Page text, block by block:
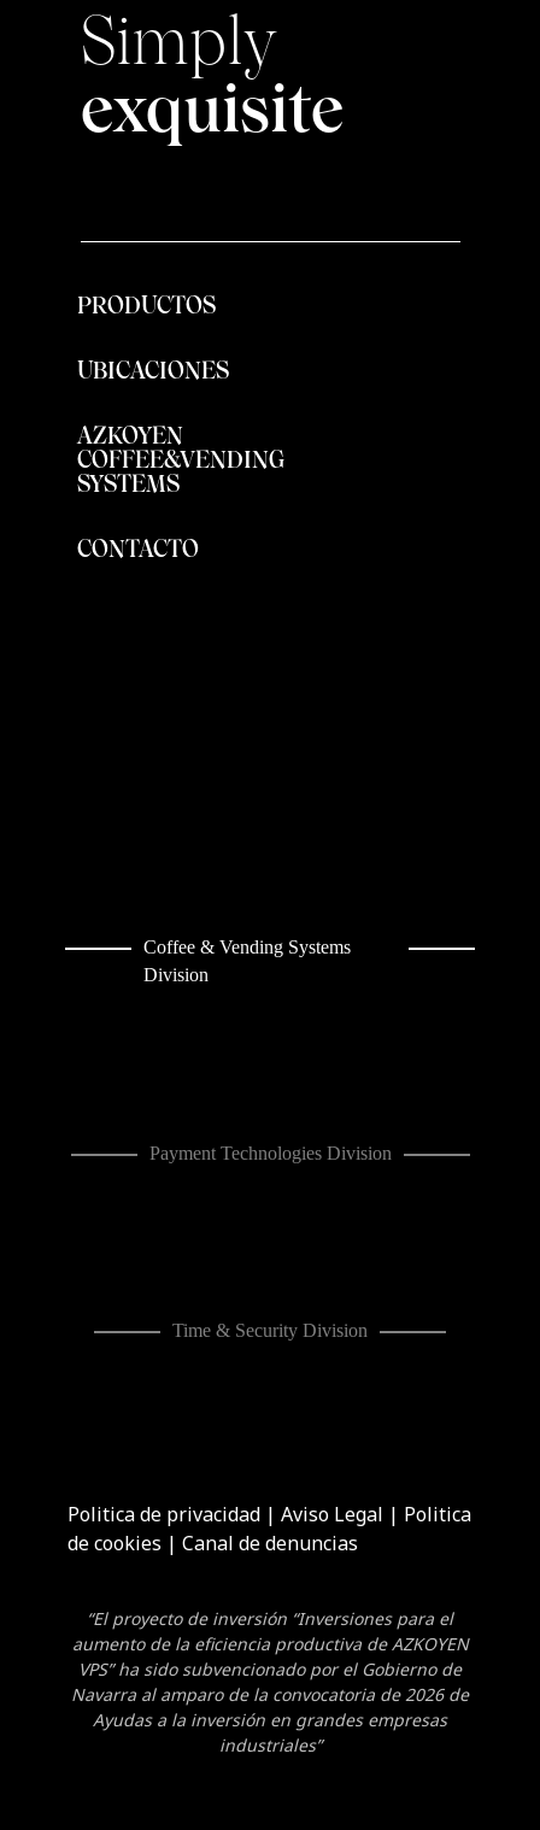
Simply
exquisite
PRODUCTOS
UBICACIONES
AZKOYEN
COFFEE&VENDING
SYSTEMS
CONTACTO
Coffee & Vending Systems
Division
Payment Technologies Division
Time & Security Division
Politica de privacidad |Aviso Legal | Politica
de cookies |Canal de denuncias
“El proyecto de inversión “Inversiones para el
aumento de la eficiencia productiva de AZKOYEN
VPS” ha sido subvencionado por el Gobierno de
Navarra al amparo de la convocatoria de 2026 de
Ayudas a la inversión en grandes empresas
industriales”